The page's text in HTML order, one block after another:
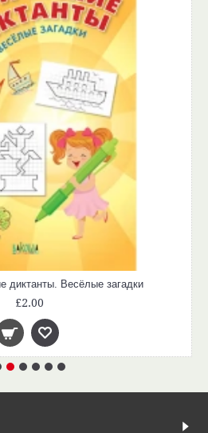
диктанты. Весёлые загадки
£2.00